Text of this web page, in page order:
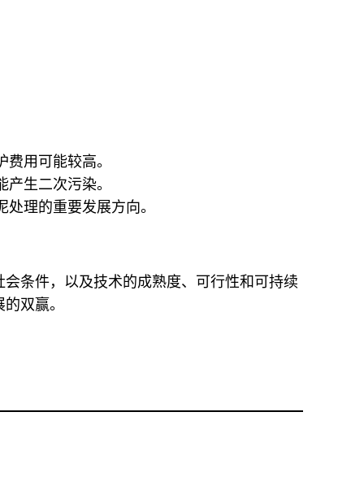
用可能较高。
生二次污染。
理的重要发展方向。
条件，以及技术的成熟度、可行性和可持续
双赢。